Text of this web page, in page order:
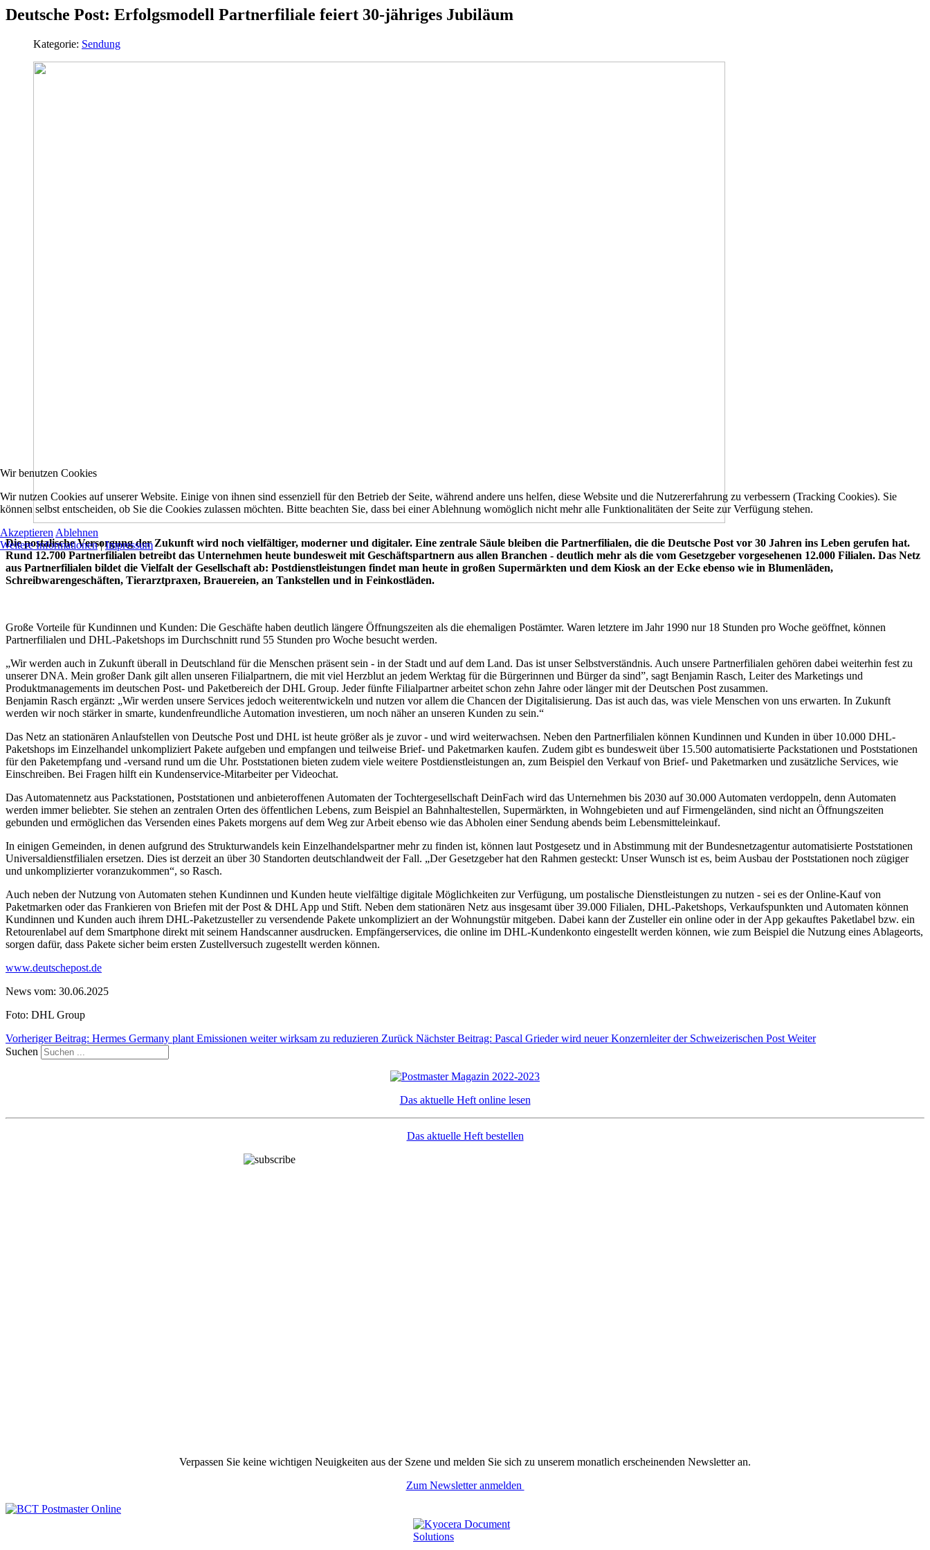
Deutsche Post: Erfolgsmodell Partnerfiliale feiert 30-jähriges Jubiläum
Kategorie: Sendung
Die postalische Versorgung der Zukunft wird noch vielfältiger, moderner und digitaler. Eine zentrale Säule bleiben die Partnerfilialen, die die Deutsche Post vor 30 Jahren ins Leben gerufen hat.
Rund 12.700 Partnerfilialen betreibt das Unternehmen heute bundesweit mit Geschäftspartnern aus allen Branchen - deutlich mehr als die vom Gesetzgeber vorgesehenen 12.000 Filialen. Das Netz
aus Partnerfilialen bildet die Vielfalt der Gesellschaft ab: Postdienstleistungen findet man heute in großen Supermärkten und dem Kiosk an der Ecke ebenso wie in Blumenläden,
Schreibwarengeschäften, Tierarztpraxen, Brauereien, an Tankstellen und in Feinkostläden.
Große Vorteile für Kundinnen und Kunden: Die Geschäfte haben deutlich längere Öffnungszeiten als die ehemaligen Postämter. Waren letztere im Jahr 1990 nur 18 Stunden pro Woche geöffnet, können
Partnerfilialen und DHL-Paketshops im Durchschnitt rund 55 Stunden pro Woche besucht werden.
„Wir werden auch in Zukunft überall in Deutschland für die Menschen präsent sein - in der Stadt und auf dem Land. Das ist unser Selbstverständnis. Auch unsere Partnerfilialen gehören dabei weiterhin fest zu
unserer DNA. Mein großer Dank gilt allen unseren Filialpartnern, die mit viel Herzblut an jedem Werktag für die Bürgerinnen und Bürger da sind”, sagt Benjamin Rasch, Leiter des Marketings und
Produktmanagements im deutschen Post- und Paketbereich der DHL Group. Jeder fünfte Filialpartner arbeitet schon zehn Jahre oder länger mit der Deutschen Post zusammen.
Benjamin Rasch ergänzt: „Wir werden unsere Services jedoch weiterentwickeln und nutzen vor allem die Chancen der Digitalisierung. Das ist auch das, was viele Menschen von uns erwarten. In Zukunft
werden wir noch stärker in smarte, kundenfreundliche Automation investieren, um noch näher an unseren Kunden zu sein.“
Das Netz an stationären Anlaufstellen von Deutsche Post und DHL ist heute größer als je zuvor - und wird weiterwachsen. Neben den Partnerfilialen können Kundinnen und Kunden in über 10.000 DHL-
Paketshops im Einzelhandel unkompliziert Pakete aufgeben und empfangen und teilweise Brief- und Paketmarken kaufen. Zudem gibt es bundesweit über 15.500 automatisierte Packstationen und Poststationen
für den Paketempfang und -versand rund um die Uhr. Poststationen bieten zudem viele weitere Postdienstleistungen an, zum Beispiel den Verkauf von Brief- und Paketmarken und zusätzliche Services, wie
Einschreiben. Bei Fragen hilft ein Kundenservice-Mitarbeiter per Videochat.
Das Automatennetz aus Packstationen, Poststationen und anbieteroffenen Automaten der Tochtergesellschaft DeinFach wird das Unternehmen bis 2030 auf 30.000 Automaten verdoppeln, denn Automaten
werden immer beliebter. Sie stehen an zentralen Orten des öffentlichen Lebens, zum Beispiel an Bahnhaltestellen, Supermärkten, in Wohngebieten und auf Firmengeländen, sind nicht an Öffnungszeiten
gebunden und ermöglichen das Versenden eines Pakets morgens auf dem Weg zur Arbeit ebenso wie das Abholen einer Sendung abends beim Lebensmitteleinkauf.
In einigen Gemeinden, in denen aufgrund des Strukturwandels kein Einzelhandelspartner mehr zu finden ist, können laut Postgesetz und in Abstimmung mit der Bundesnetzagentur automatisierte Poststationen
Universaldienstfilialen ersetzen. Dies ist derzeit an über 30 Standorten deutschlandweit der Fall. „Der Gesetzgeber hat den Rahmen gesteckt: Unser Wunsch ist es, beim Ausbau der Poststationen noch zügiger
und unkomplizierter voranzukommen“, so Rasch.
Auch neben der Nutzung von Automaten stehen Kundinnen und Kunden heute vielfältige digitale Möglichkeiten zur Verfügung, um postalische Dienstleistungen zu nutzen - sei es der Online-Kauf von
Paketmarken oder das Frankieren von Briefen mit der Post & DHL App und Stift. Neben dem stationären Netz aus insgesamt über 39.000 Filialen, DHL-Paketshops, Verkaufspunkten und Automaten können
Kundinnen und Kunden auch ihrem DHL-Paketzusteller zu versendende Pakete unkompliziert an der Wohnungstür mitgeben. Dabei kann der Zusteller ein online oder in der App gekauftes Paketlabel bzw. ein
Retourenlabel auf dem Smartphone direkt mit seinem Handscanner ausdrucken. Empfängerservices, die online im DHL-Kundenkonto eingestellt werden können, wie zum Beispiel die Nutzung eines Ablageorts,
sorgen dafür, dass Pakete sicher beim ersten Zustellversuch zugestellt werden können.
www.deutschepost.de
News vom: 30.06.2025
Foto: DHL Group
Vorheriger Beitrag: Hermes Germany plant Emissionen weiter wirksam zu reduzieren Zurück Nächster Beitrag: Pascal Grieder wird neuer Konzernleiter der Schweizerischen Post Weiter
Suchen
Das aktuelle Heft online lesen
Das aktuelle Heft bestellen
Verpassen Sie keine wichtigen Neuigkeiten aus der Szene und melden Sie sich zu unserem monatlich erscheinenden Newsletter an.
Zum Newsletter anmelden
Wir benutzen Cookies
Wir nutzen Cookies auf unserer Website. Einige von ihnen sind essenziell für den Betrieb der Seite, während andere uns helfen, diese Website und die Nutzererfahrung zu verbessern (Tracking Cookies). Sie
können selbst entscheiden, ob Sie die Cookies zulassen möchten. Bitte beachten Sie, dass bei einer Ablehnung womöglich nicht mehr alle Funktionalitäten der Seite zur Verfügung stehen.
Akzeptieren Ablehnen
Weitere Informationen|Impressum